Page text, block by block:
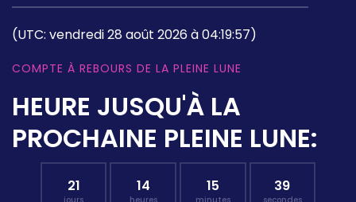
(UTC: vendredi 28 août 2026 à 04:19:57)
COMPTE À REBOURS DE LA PLEINE LUNE
HEURE JUSQU'À LA
PROCHAINE PLEINE LUNE:
21 14 15 38